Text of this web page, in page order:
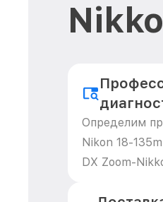
Определим
Nikon 18-
DX Zoom-